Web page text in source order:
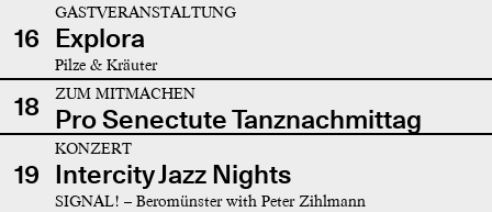
16
GASTVERANSTALTUNG
Explora
Pilze & Kräuter
18 ZUM MITMACHEN
Pro Senectute Tanznachmittag
19
KONZERT
Intercity Jazz Nights
SIGNAL! – Beromünster with Peter Zihlmann